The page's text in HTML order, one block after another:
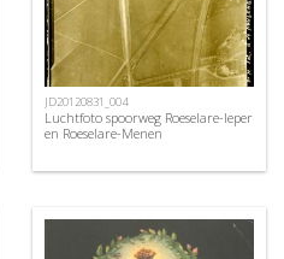
JD20120831_004
Luchtfoto spoorweg Roeselare-Ieper
en Roeselare-Menen